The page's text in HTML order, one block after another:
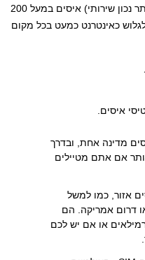
מציעים כרטיסי (או יותר נכון שירותי) איסים במעל 200
כאינטרנט כמעט בכל מקום
מדינה אחת, ובדרך
אם אתם מטיילים
אזור, כמו למשל
דרום אמריקה. הם
או אם יש לכם